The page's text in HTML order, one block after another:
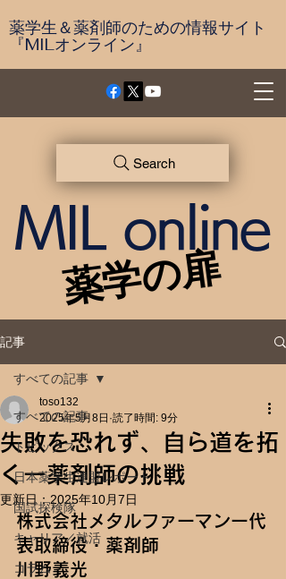
薬学生＆薬剤師のための情報サイト
『MILオンライン』
薬学の扉
薬学の扉
MIL online
Search
記事
すべての記事
トピックス
日本薬学生連盟レポート
国試探検隊
キャリア／就活
コラム
すべての記事
失敗を恐れず、自ら道を拓
く一薬剤師の挑戦
toso132
2025年5月8日 読了時間: 9分
更新日：2025年10月7日
株式会社メタルファーマンー代
表取締役・薬剤師
川野義光